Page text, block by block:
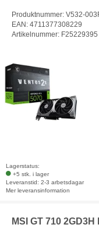
Produktnummer: V532-
EAN: 4711377308229
Artikelnummer: F25229395
Lagerstatus:
+5 stk. i lager
Leveranstid: 2-3 arbetsdagar
Mer leveransinformation
MSI GT 710